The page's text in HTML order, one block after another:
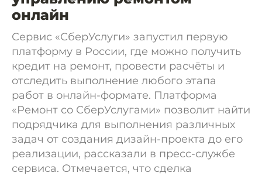
онлайн
Сервис «СберУслуги» запустил первую
платформу в России, где можно получить
кредит на ремонт, провести расчёты и
отследить выполнение любого этапа
работ в онлайн-формате. Платформа
«Ремонт со СберУслугами» позволит найти
подрядчика для выполнения различных
задач от создания дизайн-проекта до его
реализации, рассказали в пресс-службе
сервиса. Отмечается, что сделка